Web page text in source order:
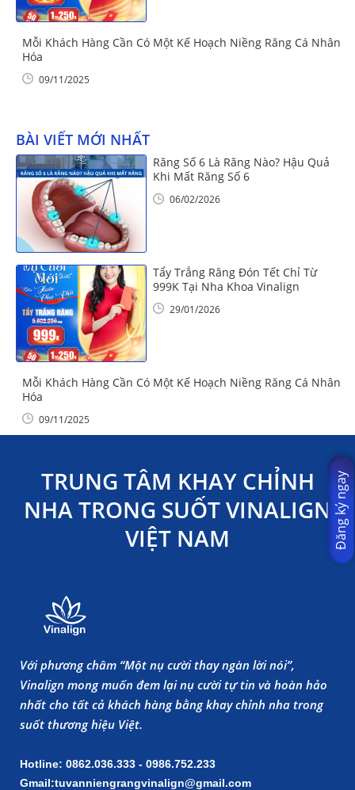
Mỗi Khách Hàng Cần Có Một Kế Hoạch Niềng Răng Cá Nhân
Hóa
09/11/2025
BÀI VIẾT MỚI NHẤT
Răng Số 6 Là Răng Nào? Hậu Quả
Khi Mất Răng Số 6
06/02/2026
Tẩy Trắng Răng Đón Tết Chỉ Từ
999K Tại Nha Khoa Vinalign
29/01/2026
Mỗi Khách Hàng Cần Có Một Kế Hoạch Niềng Răng Cá Nhân
Hóa
09/11/2025
TRUNG TÂM KHAY CHỈNH
NHA TRONG SUỐT VINALIGN
VIỆT NAM
Với phương châm “Một nụ cười thay ngàn lời nói”,
Vinalign mong muốn đem lại nụ cười tự tin và hoàn hảo
nhất cho tất cả khách hàng bằng khay chỉnh nha trong
suốt thương hiệu Việt.
Hotline: 0862.036.333 - 0986.752.233
Gmail:tuvanniengrangvinalign@gmail.com
Đăng ký ngay